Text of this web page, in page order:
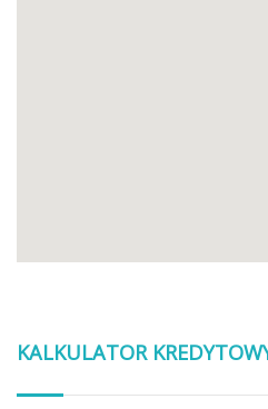
KALKULATOR